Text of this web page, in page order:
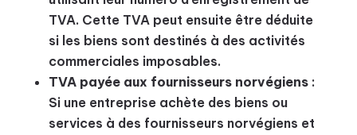
TVA. Cette TVA peut ensuite être déduite
si les biens sont destinés à des activités
commerciales imposables.
TVA payée aux fournisseurs norvégiens:
Si une entreprise achète des biens ou
services à des fournisseurs norvégiens et